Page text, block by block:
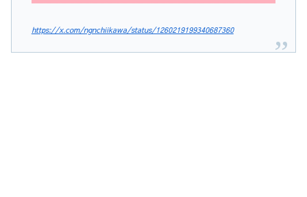
https://x.com/ngnchiikawa/status/1260219199340687360